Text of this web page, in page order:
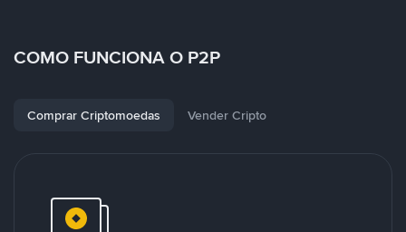
COMO FUNCIONA O P2P
Comprar Criptomoedas Vender Cripto